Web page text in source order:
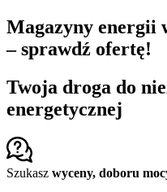
Magazyny energii
– sprawdź ofertę!
Twoja droga do
energetycznej
Szukasz wyceny, doboru